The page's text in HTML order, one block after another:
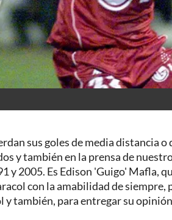
sus goles de media distancia
y también en la prensa de
y 2005. Es Edison 'Guigo' Mafla,
con la amabilidad de
también, para entregar su